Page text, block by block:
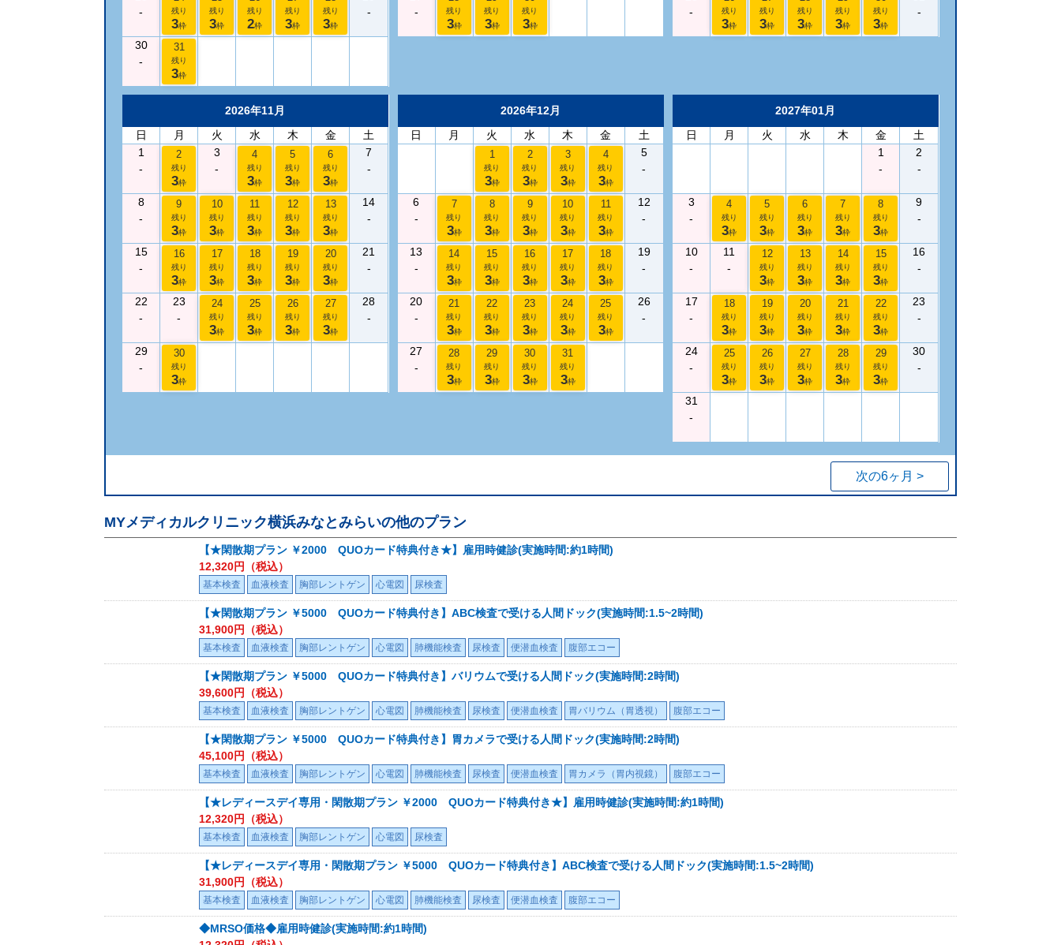
-
残り
3枠
残り
3枠
残り
2枠
残り
3枠
残り
3枠
-
30
-
31
残り
3枠
-
残り
3枠
残り
3枠
残り
3枠
-
残り
3枠
残り
3枠
残り
3枠
残り
3枠
残り
3枠
-
2026年11月
日
月 火 水 木 金
土
1
-
2
残り
3枠
3
-
4
残り
3枠
5
残り
3枠
6
残り
3枠
7
-
8
-
9
残り
3枠
10
残り
3枠
11
残り
3枠
12
残り
3枠
13
残り
3枠
14
-
15
-
16
残り
3枠
17
残り
3枠
18
残り
3枠
19
残り
3枠
20
残り
3枠
21
-
22
-
23
-
24
残り
3枠
25
残り
3枠
26
残り
3枠
27
残り
3枠
28
-
29
-
30
残り
3枠
2026年12月
日
月 火 水 木 金 土
1
残り
3枠
2
残り
3枠
3
残り
3枠
4
残り
3枠
5
-
6
-
7
残り
3枠
8
残り
3枠
9
残り
3枠
10
残り
3枠
11
残り
3枠
12
-
13
-
14
残り
3枠
15
残り
3枠
16
残り
3枠
17
残り
3枠
18
残り
3枠
19
-
20
-
21
残り
3枠
22
残り
3枠
23
残り
3枠
24
残り
3枠
25
残り
3枠
26
-
27
-
28
残り
3枠
29
残り
3枠
30
残り
3枠
31
残り
3枠
2027年01月
日
月 火 水 木 金
土
1
-
2
-
3
-
4
残り
3枠
5
残り
3枠
6
残り
3枠
7
残り
3枠
8
残り
3枠
9
-
10
-
11
-
12
残り
3枠
13
残り
3枠
14
残り
3枠
15
残り
3枠
16
-
17
-
18
残り
3枠
19
残り
3枠
20
残り
3枠
21
残り
3枠
22
残り
3枠
23
-
24
-
25
残り
3枠
26
残り
3枠
27
残り
3枠
28
残り
3枠
29
残り
3枠
30
-
31
-
次の6ヶ月 >
MYメディカルクリニック横浜みなとみらいの他のプラン
【★閑散期プラン ￥2000 QUOカード特典付き★】雇用時健診(実施時間:約1時間)
12,320円（税込）
基本検査 血液検査 胸部レントゲン 心電図 尿検査
【★閑散期プラン ￥5000 QUOカード特典付き】ABC検査で受ける人間ドック(実施時間:1.5~2時間)
31,900円（税込）
基本検査 血液検査 胸部レントゲン 心電図 肺機能検査 尿検査 便潜血検査 腹部エコー
【★閑散期プラン ￥5000 QUOカード特典付き】バリウムで受ける人間ドック(実施時間:2時間)
39,600円（税込）
基本検査 血液検査 胸部レントゲン 心電図 肺機能検査 尿検査 便潜血検査 胃バリウム（胃透視） 腹部エコー
【★閑散期プラン ￥5000 QUOカード特典付き】胃カメラで受ける人間ドック(実施時間:2時間)
45,100円（税込）
基本検査 血液検査 胸部レントゲン 心電図 肺機能検査 尿検査 便潜血検査 胃カメラ（胃内視鏡） 腹部エコー
【★レディースデイ専用・閑散期プラン ￥2000 QUOカード特典付き★】雇用時健診(実施時間:約1時間)
12,320円（税込）
基本検査 血液検査 胸部レントゲン 心電図 尿検査
【★レディースデイ専用・閑散期プラン ￥5000 QUOカード特典付き】ABC検査で受ける人間ドック(実施時間:1.5~2時間)
31,900円（税込）
基本検査 血液検査 胸部レントゲン 心電図 肺機能検査 尿検査 便潜血検査 腹部エコー
◆MRSO価格◆雇用時健診(実施時間:約1時間)